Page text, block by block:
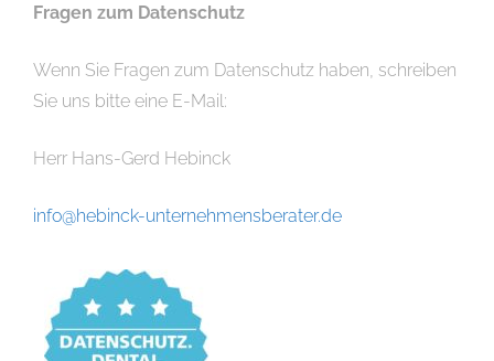
Fragen zum Datenschutz
Wenn Sie Fragen zum Datenschutz haben, schreiben
Sie uns bitte eine E-Mail:
Herr Hans-Gerd Hebinck
info@hebinck-unternehmensberater.de